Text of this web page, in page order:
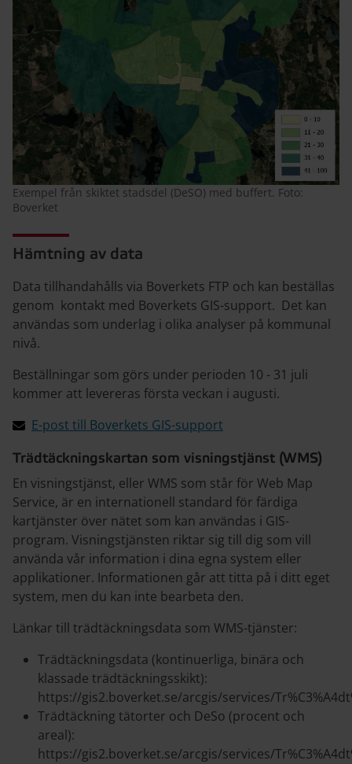
Exempel från skiktet stadsdel (DeSO) med buffert. Foto:
Boverket
Hämtning av data
Data tillhandahålls via Boverkets FTP och kan beställas
genom kontakt med Boverkets GIS-support. Det kan
användas som underlag i olika analyser på kommunal
nivå.
Beställningar som görs under perioden 10 - 31 juli
kommer att levereras första veckan i augusti.
E-post till Boverkets GIS-support
Trädtäckningskartan som visningstjänst (WMS)
En visningstjänst, eller WMS som står för Web Map
Service, är en internationell standard för färdiga
kartjänster över nätet som kan användas i GIS-
program. Visningstjänsten riktar sig till dig som vill
använda vår information i dina egna system eller
applikationer. Informationen går att titta på i ditt eget
system, men du kan inte bearbeta den.
Länkar till trädtäckningsdata som WMS-tjänster:
Trädtäckningsdata (kontinuerliga, binära och
klassade trädtäckningsskikt):
https://gis2.boverket.se/arcgis/services/
Trädtäckning tätorter och DeSo (procent och
areal):
https://gis2.boverket.se/arcgis/services/